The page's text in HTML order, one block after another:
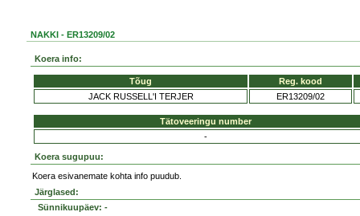
NAKKI - ER13209/02
Koera info:
Tõug
Reg. kood
JACK RUSSELL'I TERJER
ER13209/02
Tätoveeringu number
-
Koera sugupuu:
Koera esivanemate kohta info puudub.
Järglased:
Sünnikuupäev: -